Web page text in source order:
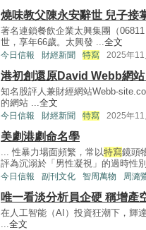
燒味教父陳永安辭世 兒子接
著名連鎖餐飲企業太興集團（
世，享年66歲。太興發 ...全文
今日信報 財經新聞 特寫 2025年11
港初創還原David Webb網站
知名股評人兼財經網站Webb-
的網站 ...全文
今日信報 財經新聞 特寫 2025年11
美劇港劇命名學
... 性暴力場面頻繁，常以特寫鏡頭
評為沉溺於「男性凝視」的過時性
今日信報 副刊文化 智周萬物 周潞
唯一看淡分析員企硬 稱增產
在人工智能（AI）投資狂潮下，輝
...全文